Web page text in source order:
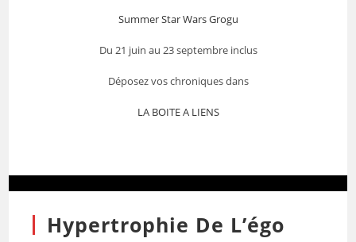
Summer Star Wars Grogu
Du 21 juin au 23 septembre inclus
Déposez vos chroniques dans
LA BOITE A LIENS
Hypertrophie De L’égo